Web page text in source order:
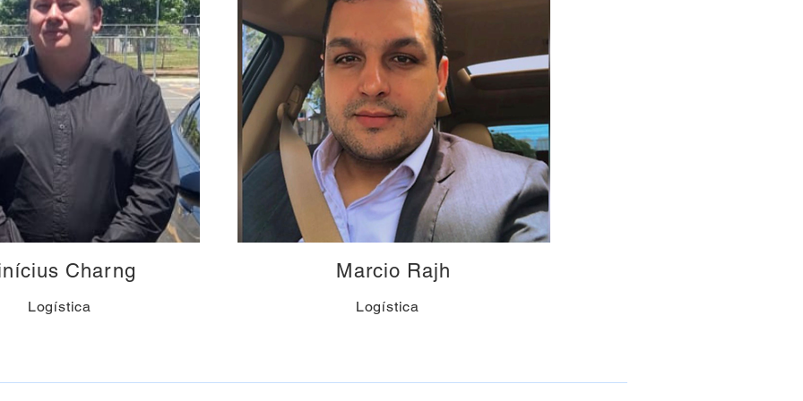
Charng
Logística
Marcio Rajh
Logística